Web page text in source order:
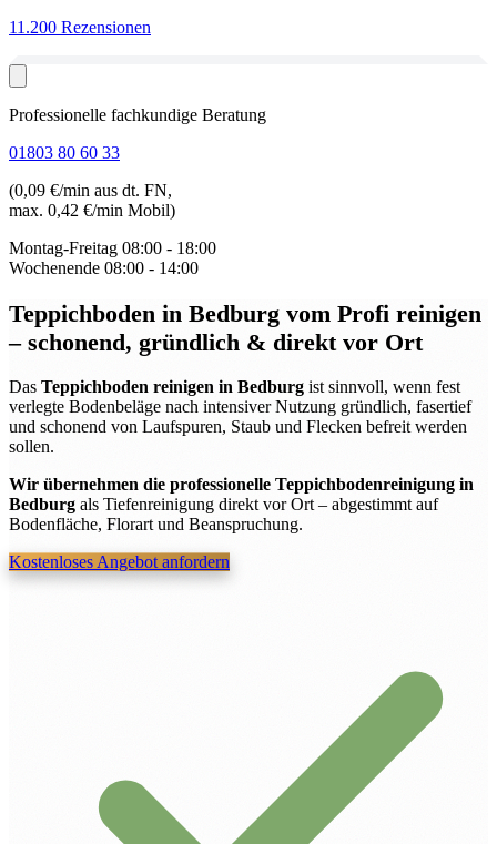
11.200 Rezensionen
Professionelle fachkundige Beratung
01803 80 60 33
(0,09 €/min aus dt. FN,
max. 0,42 €/min Mobil)
Montag-Freitag 08:00 - 18:00
Wochenende 08:00 - 14:00
Teppichboden in Bedburg vom Profi reinigen
– schonend, gründlich & direkt vor Ort
Das Teppichboden reinigen in Bedburg ist sinnvoll, wenn fest
verlegte Bodenbeläge nach intensiver Nutzung gründlich, fasertief
und schonend von Laufspuren, Staub und Flecken befreit werden
sollen.
Wir übernehmen die professionelle Teppichbodenreinigung in
Bedburg als Tiefenreinigung direkt vor Ort – abgestimmt auf
Bodenfläche, Florart und Beanspruchung.
Kostenloses Angebot anfordern